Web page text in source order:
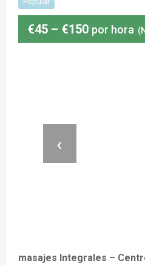
€45 – €150 por hora
‹
masajes Integrales –